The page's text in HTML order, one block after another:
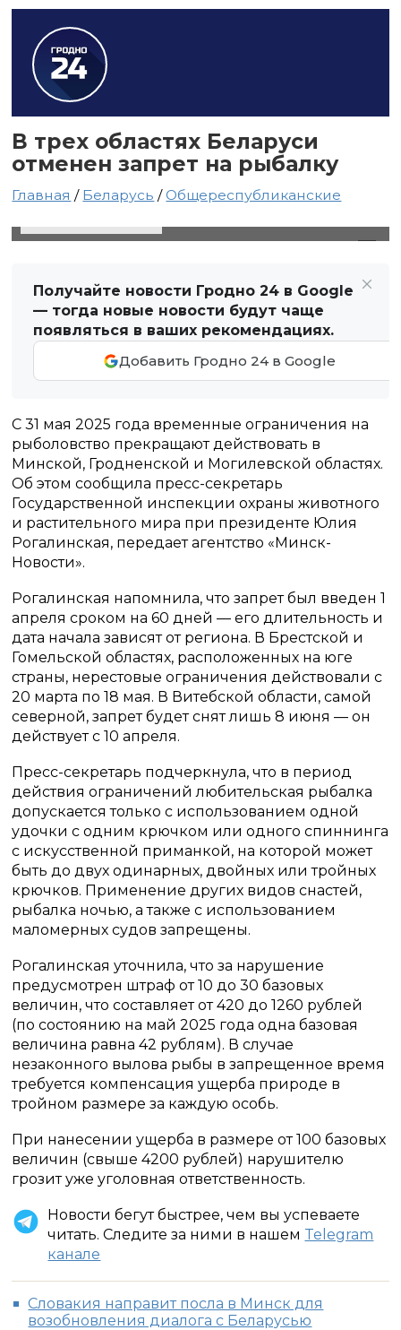
В трех областях Беларуси
отменен запрет на рыбалку
Главная / Беларусь /Общереспубликанские
Получайте новости Гродно 24 в Google
— тогда новые новости будут чаще
появляться в ваших рекомендациях.
Добавить Гродно 24 в Google
С 31 мая 2025 года временные ограничения на
рыболовство прекращают действовать в
Минской, Гродненской и Могилевской областях.
Об этом сообщила пресс-секретарь
Государственной инспекции охраны животного
и растительного мира при президенте Юлия
Рогалинская, передает агентство «Минск-
Новости».
Рогалинская напомнила, что запрет был введен 1
апреля сроком на 60 дней — его длительность и
дата начала зависят от региона. В Брестской и
Гомельской областях, расположенных на юге
страны, нерестовые ограничения действовали с
20 марта по 18 мая. В Витебской области, самой
северной, запрет будет снят лишь 8 июня — он
действует с 10 апреля.
Пресс-секретарь подчеркнула, что в период
действия ограничений любительская рыбалка
допускается только с использованием одной
удочки с одним крючком или одного спиннинга
с искусственной приманкой, на которой может
быть до двух одинарных, двойных или тройных
крючков. Применение других видов снастей,
рыбалка ночью, а также с использованием
маломерных судов запрещены.
Рогалинская уточнила, что за нарушение
предусмотрен штраф от 10 до 30 базовых
величин, что составляет от 420 до 1260 рублей
(по состоянию на май 2025 года одна базовая
величина равна 42 рублям). В случае
незаконного вылова рыбы в запрещенное время
требуется компенсация ущерба природе в
тройном размере за каждую особь.
При нанесении ущерба в размере от 100 базовых
величин (свыше 4200 рублей) нарушителю
грозит уже уголовная ответственность.
Новости бегут быстрее, чем вы успеваете
читать. Следите за ними в нашем Telegram
канале
Словакия направит посла в Минск для
возобновления диалога с Беларусью